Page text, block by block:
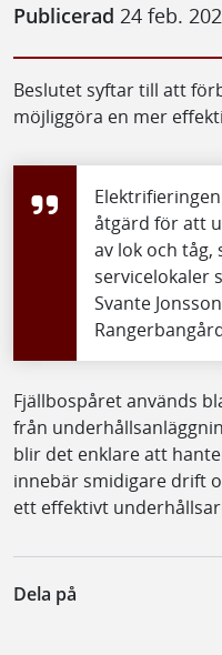
Publicerad 24 feb.
Beslutet syftar till att
möjliggöra en mer
åtgärd för att
av lok och
servicelokaler
Svante
Fjällbospåret används
från
blir det enklare att
innebär smidigare drift
ett effektivt
Dela på